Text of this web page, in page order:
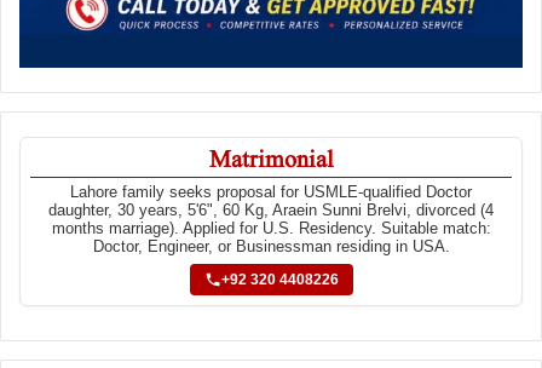
Matrimonial
Lahore family seeks proposal for USMLE-qualified Doctor
daughter, 30 years, 5'6", 60 Kg, Araein Sunni Brelvi, divorced (4
months marriage). Applied for U.S. Residency. Suitable match:
Doctor, Engineer, or Businessman residing in USA.
+92 320 4408226